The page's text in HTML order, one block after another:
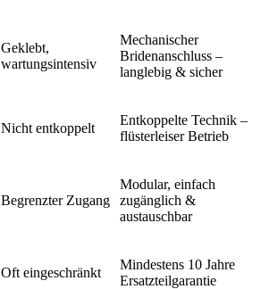
Geklebt,
wartungsintensiv
Mechanischer
Bridenanschluss –
langlebig & sicher
Nicht entkoppelt
Entkoppelte Technik –
flüsterleiser Betrieb
Begrenzter Zugang
Modular, einfach
zugänglich &
austauschbar
Oft eingeschränkt
Mindestens 10 Jahre
Ersatzteilgarantie